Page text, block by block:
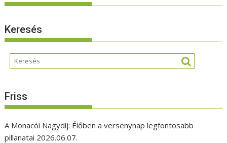
Keresés
Friss
A Monacói Nagydíj: Élőben a versenynap legfontosabb
pillanatai 2026.06.07.